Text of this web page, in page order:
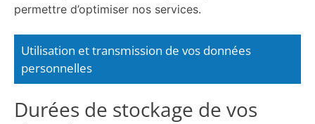
permettre d’optimiser nos services.
Utilisation et transmission de vos données
personnelles
Durées de stockage de vos